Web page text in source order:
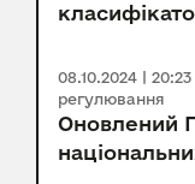
08.10.2024 |
регулювання
Оновлений